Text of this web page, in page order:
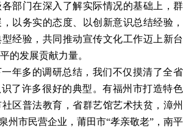
部门在深入了解实际情况的基础上，群
以务实的态度、以创新意识总结经验，
经验，共同推动宣传文化工作迈上新台
的发展贡献力量。
年多的调研总结，我们不仅摸清了全省
识了许多很好的典型。有福州市打造特色
区普法教育，省群艺馆艺术扶贫，漳州
州市民营企业，莆田市“孝亲敬老”，南平